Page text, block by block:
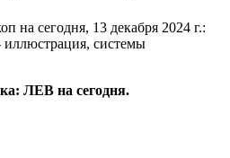
ЛЕВ на сегодня.